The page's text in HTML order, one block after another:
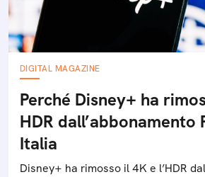
DIGITAL MAGAZINE
Perché Disney+ ha
HDR dall’abbonamento
Italia
Disney+ ha rimosso il 4K e l’HDR